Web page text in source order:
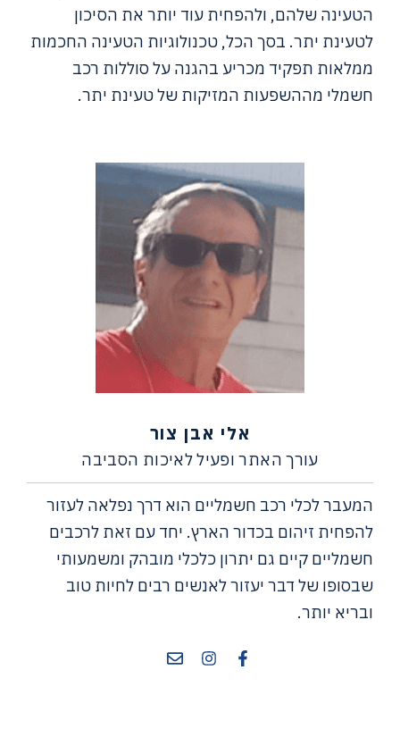
הטעינה שלהם, ולהפחית עוד יותר את הסיכון
לטעינת יתר. בסך הכל, טכנולוגיות הטעינה החכמות
ממלאות תפקיד מכריע בהגנה על סוללות רכב
חשמלי מההשפעות המזיקות של טעינת יתר.
אלי אבן צור
עורך האתר ופעיל לאיכות הסביבה
המעבר לכלי רכב חשמליים הוא דרך נפלאה לעזור
להפחית זיהום בכדור הארץ. יחד עם זאת לרכבים
חשמליים קיים גם יתרון כלכלי מובהק ומשמעותי
שבסופו של דבר יעזור לאנשים רבים לחיות טוב
ובריא יותר.